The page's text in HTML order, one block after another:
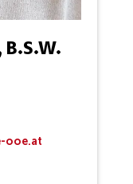
ooe.at